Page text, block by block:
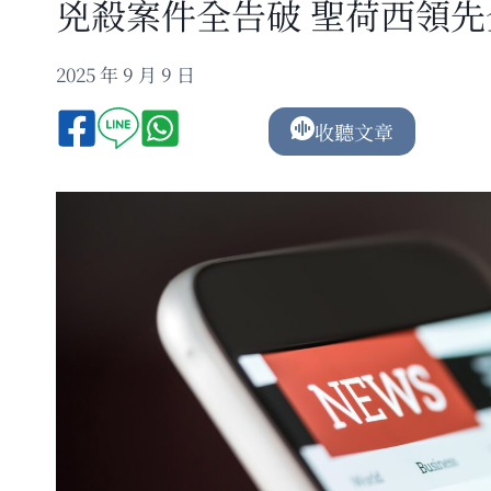
兇殺案件全告破 聖荷西領
2025 年 9 月 9 日
收聽文章